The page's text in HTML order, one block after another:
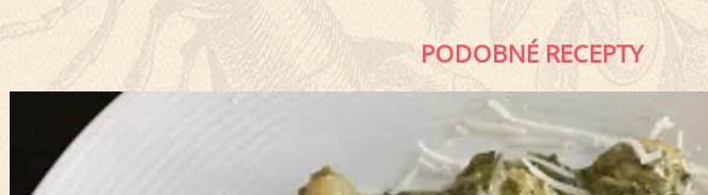
PODOBNÉ RECEPTY